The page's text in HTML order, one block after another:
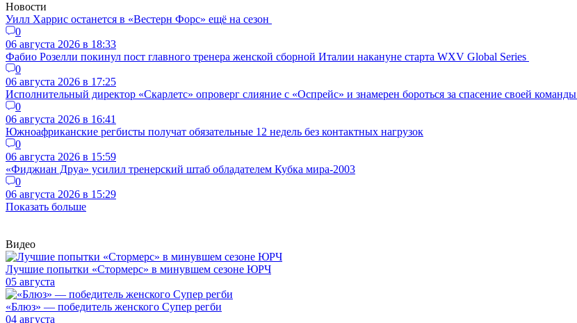
Новости
Уилл Харрис останется в «Вестерн Форс» ещё на сезон
0
06 августа 2026 в 18:33
Фабио Розелли покинул пост главного тренера женской сборной Италии накануне старта WXV Global Series
0
06 августа 2026 в 17:25
Исполнительный директор «Скарлетс» опроверг слияние с «Оспрейс» и знамерен бороться за спасение своей команды
0
06 августа 2026 в 16:41
Южноафриканские регбисты получат обязательные 12 недель без контактных нагрузок
0
06 августа 2026 в 15:59
«Фиджиан Друа» усилил тренерский штаб обладателем Кубка мира-2003
0
06 августа 2026 в 15:29
Показать больше
Видео
Лучшие попытки «Стормерс» в минувшем сезоне ЮРЧ
05 августа
«Блюз» — победитель женского Супер регби
04 августа